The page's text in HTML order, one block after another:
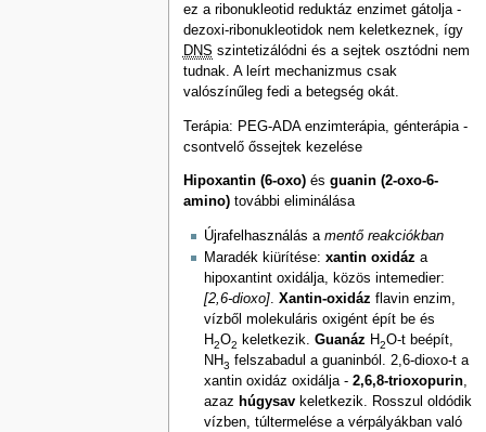
ez a ribonukleotid reduktáz enzimet gátolja -
dezoxi-ribonukleotidok nem keletkeznek, így
DNS szintetizálódni és a sejtek osztódni nem
tudnak. A leírt mechanizmus csak
valószínűleg fedi a betegség okát.
Terápia: PEG-ADA enzimterápia, génterápia -
csontvelő őssejtek kezelése
Hipoxantin (6-oxo)és guanin (2-oxo-6-
amino)további eliminálása
Újrafelhasználás a mentő reakciókban
Maradék kiürítése: xantin oxidáz a
hipoxantint oxidálja, közös intemedier:
[2,6-dioxo]. Xantin-oxidáz flavin enzim,
vízből molekuláris oxigént épít be és
H2O2 keletkezik. Guanáz H2O-t beépít,
NH3 felszabadul a guaninból. 2,6-dioxo-t a
xantin oxidáz oxidálja - 2,6,8-trioxopurin,
azaz húgysavkeletkezik. Rosszul oldódik
vízben, túltermelése a vérpályákban való